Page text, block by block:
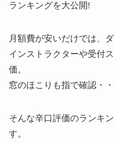
ランキングを大公開!
月額費が安いだけでは、ダ
インストラクターや受付
価。
窓のほこりも指で確認・
そんな辛口評価のランキ
す。